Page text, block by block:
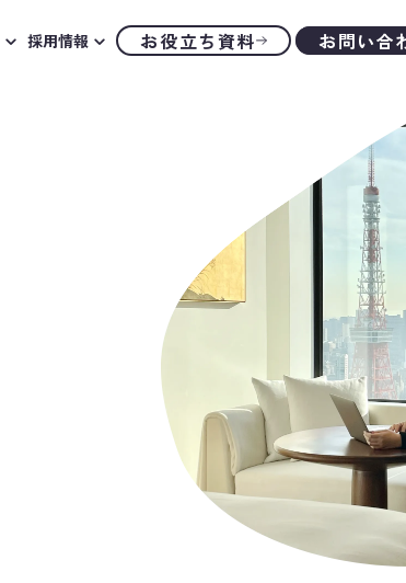
採用情報 お役立ち資料 お問い合